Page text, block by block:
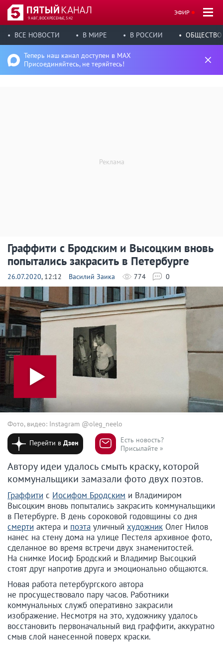
9 АВГ, ВОСКРЕСЕНЬЕ, 5:42
ЭФИР
ВСЕ НОВОСТИ В МИРЕ В РОССИИ ОБЩЕСТВО
Теперь наш канал доступен в MAX
Присоединяйтесь, не теряйтесь!
Граффити с Бродским и Высоцким вновь
попытались закрасить в Петербурге
26.07.2020, 12:12 Василий Заика 774 0
Фото, видео: Instagram @oleg_neelo
Перейти вДзен
Есть новость?
Присылайте »
Автору идеи удалось смыть краску, которой
коммунальщики замазали фото двух поэтов.
Граффити с Иосифом Бродским и Владимиром
Высоцким вновь попытались закрасить коммунальщики
в Петербурге. В день сороковой годовщины со дня
смерти актера и поэта уличный художник Олег Нилов
нанес на стену дома на улице Пестеля архивное фото,
сделанное во время встречи двух знаменитостей.
На снимке Иосиф Бродский и Владимир Высоцкий
стоят друг напротив друга и эмоционально общаются.
Новая работа петербургского автора
не просуществовало пару часов. Работники
коммунальных служб оперативно закрасили
изображение. Несмотря на это, художнику удалось
восстановить первоначальный вид граффити, аккуратно
смыв слой нанесенной поверх краски.